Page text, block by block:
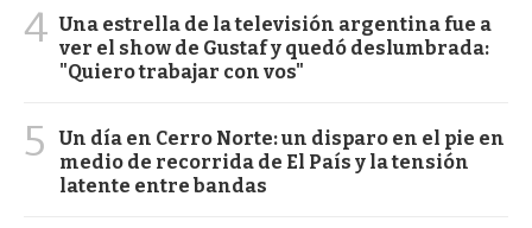
4 Una estrella de la televisión argentina fue a
ver el show de Gustaf y quedó deslumbrada:
"Quiero trabajar con vos"
5
Un día en Cerro Norte: un disparo en el pie en
medio de recorrida de El País y la tensión
latente entre bandas